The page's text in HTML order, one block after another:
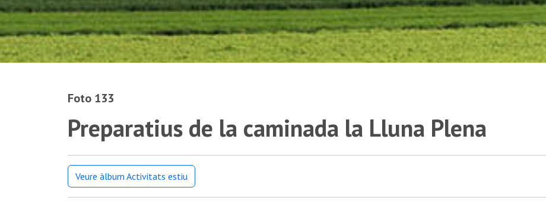
Foto 133
Preparatius de la caminada la Lluna Plena
Veure àlbum Activitats estiu